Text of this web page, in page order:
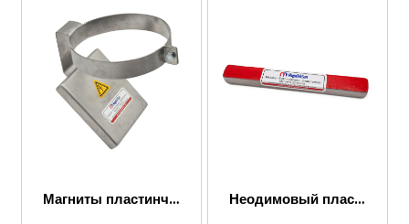
Магниты пластинчатые специальной конструкции Неодимовый пластинчатый магнит 180x20x15 мм – 150°C